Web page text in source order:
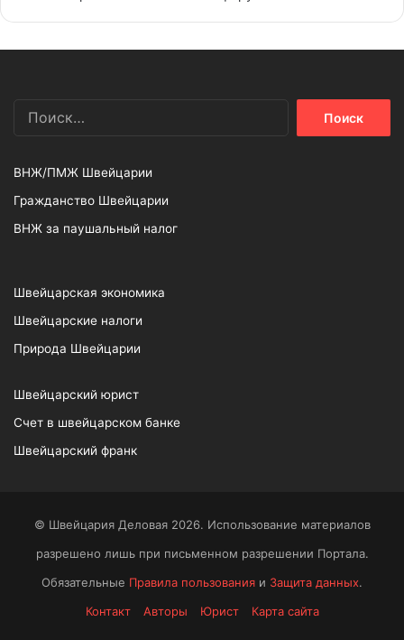
ВНЖ/ПМЖ Швейцарии
Гражданство Швейцарии
ВНЖ за паушальный налог
Швейцарская экономика
Швейцарские налоги
Природа Швейцарии
Швейцарский юрист
Счет в швейцарском банке
Швейцарский франк
© Швейцария Деловая 2026. Использование материалов
разрешено лишь при письменном разрешении Портала.
Обязательные Правила пользования и Защита данных.
Контакт
Авторы Юрист Карта сайта